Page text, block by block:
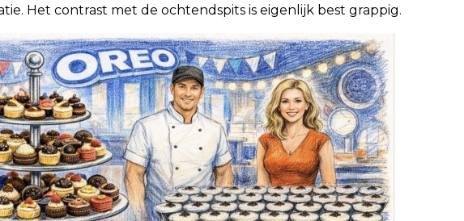
Het contrast met de ochtendspits is eigenlijk best grappig.